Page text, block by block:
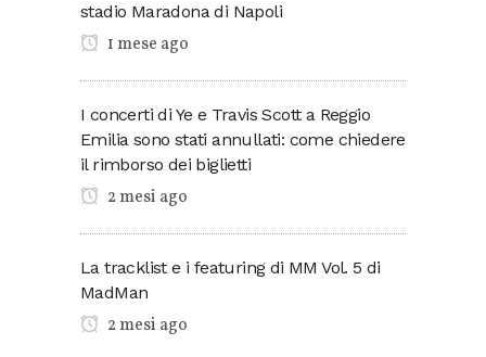
stadio Maradona di Napoli
1 mese ago
I concerti di Ye e Travis Scott a Reggio
Emilia sono stati annullati: come chiedere
il rimborso dei biglietti
2 mesi ago
La tracklist e i featuring di MM Vol. 5 di
MadMan
2 mesi ago